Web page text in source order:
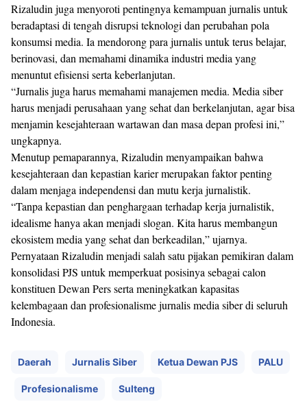
Rizaludin juga menyoroti pentingnya kemampuan jurnalis untuk
beradaptasi di tengah disrupsi teknologi dan perubahan pola
konsumsi media. Ia mendorong para jurnalis untuk terus belajar,
berinovasi, dan memahami dinamika industri media yang
menuntut efisiensi serta keberlanjutan.
“Jurnalis juga harus memahami manajemen media. Media siber
harus menjadi perusahaan yang sehat dan berkelanjutan, agar bisa
menjamin kesejahteraan wartawan dan masa depan profesi ini,”
ungkapnya.
Menutup pemaparannya, Rizaludin menyampaikan bahwa
kesejahteraan dan kepastian karier merupakan faktor penting
dalam menjaga independensi dan mutu kerja jurnalistik.
“Tanpa kepastian dan penghargaan terhadap kerja jurnalistik,
idealisme hanya akan menjadi slogan. Kita harus membangun
ekosistem media yang sehat dan berkeadilan,” ujarnya.
Pernyataan Rizaludin menjadi salah satu pijakan pemikiran dalam
konsolidasi PJS untuk memperkuat posisinya sebagai calon
konstituen Dewan Pers serta meningkatkan kapasitas
kelembagaan dan profesionalisme jurnalis media siber di seluruh
Indonesia.
Daerah Jurnalis Siber Ketua Dewan PJS PALU
Profesionalisme Sulteng